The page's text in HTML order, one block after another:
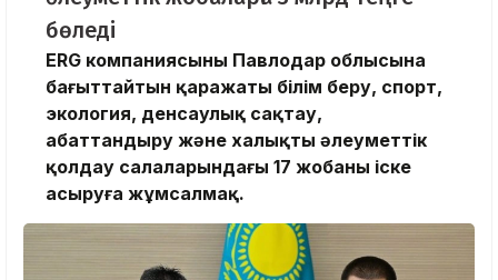
бөледі
ERG компаниясының Павлодар облысына
бағыттайтын қаражаты білім беру, спорт,
экология, денсаулық сақтау,
абаттандыру және халықты әлеуметтік
қолдау салаларындағы 17 жобаны іске
асыруға жұмсалмақ.